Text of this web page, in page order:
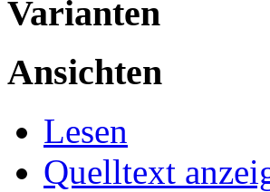
Varianten
Ansichten
Lesen
Quelltext